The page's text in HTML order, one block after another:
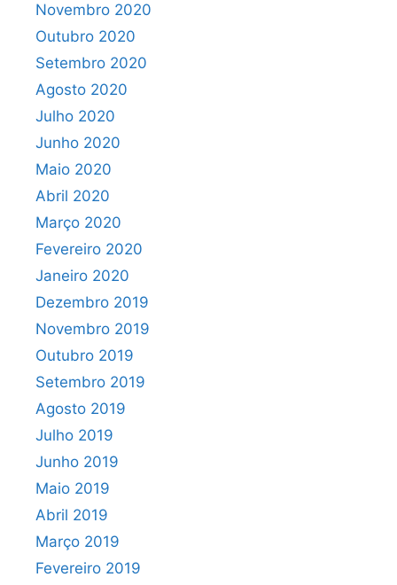
Novembro 2020
Outubro 2020
Setembro 2020
Agosto 2020
Julho 2020
Junho 2020
Maio 2020
Abril 2020
Março 2020
Fevereiro 2020
Janeiro 2020
Dezembro 2019
Novembro 2019
Outubro 2019
Setembro 2019
Agosto 2019
Julho 2019
Junho 2019
Maio 2019
Abril 2019
Março 2019
Fevereiro 2019